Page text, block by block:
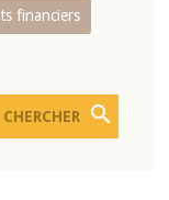
financiers